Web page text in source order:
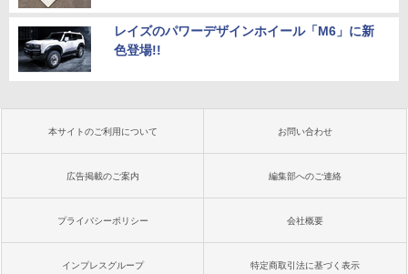
レイズのパワーデザインホイール「M6」に新
色登場!!
本サイトのご利用について お問い合わせ
広告掲載のご案内 編集部へのご連絡
プライバシーポリシー 会社概要
インプレスグループ 特定商取引法に基づく表示